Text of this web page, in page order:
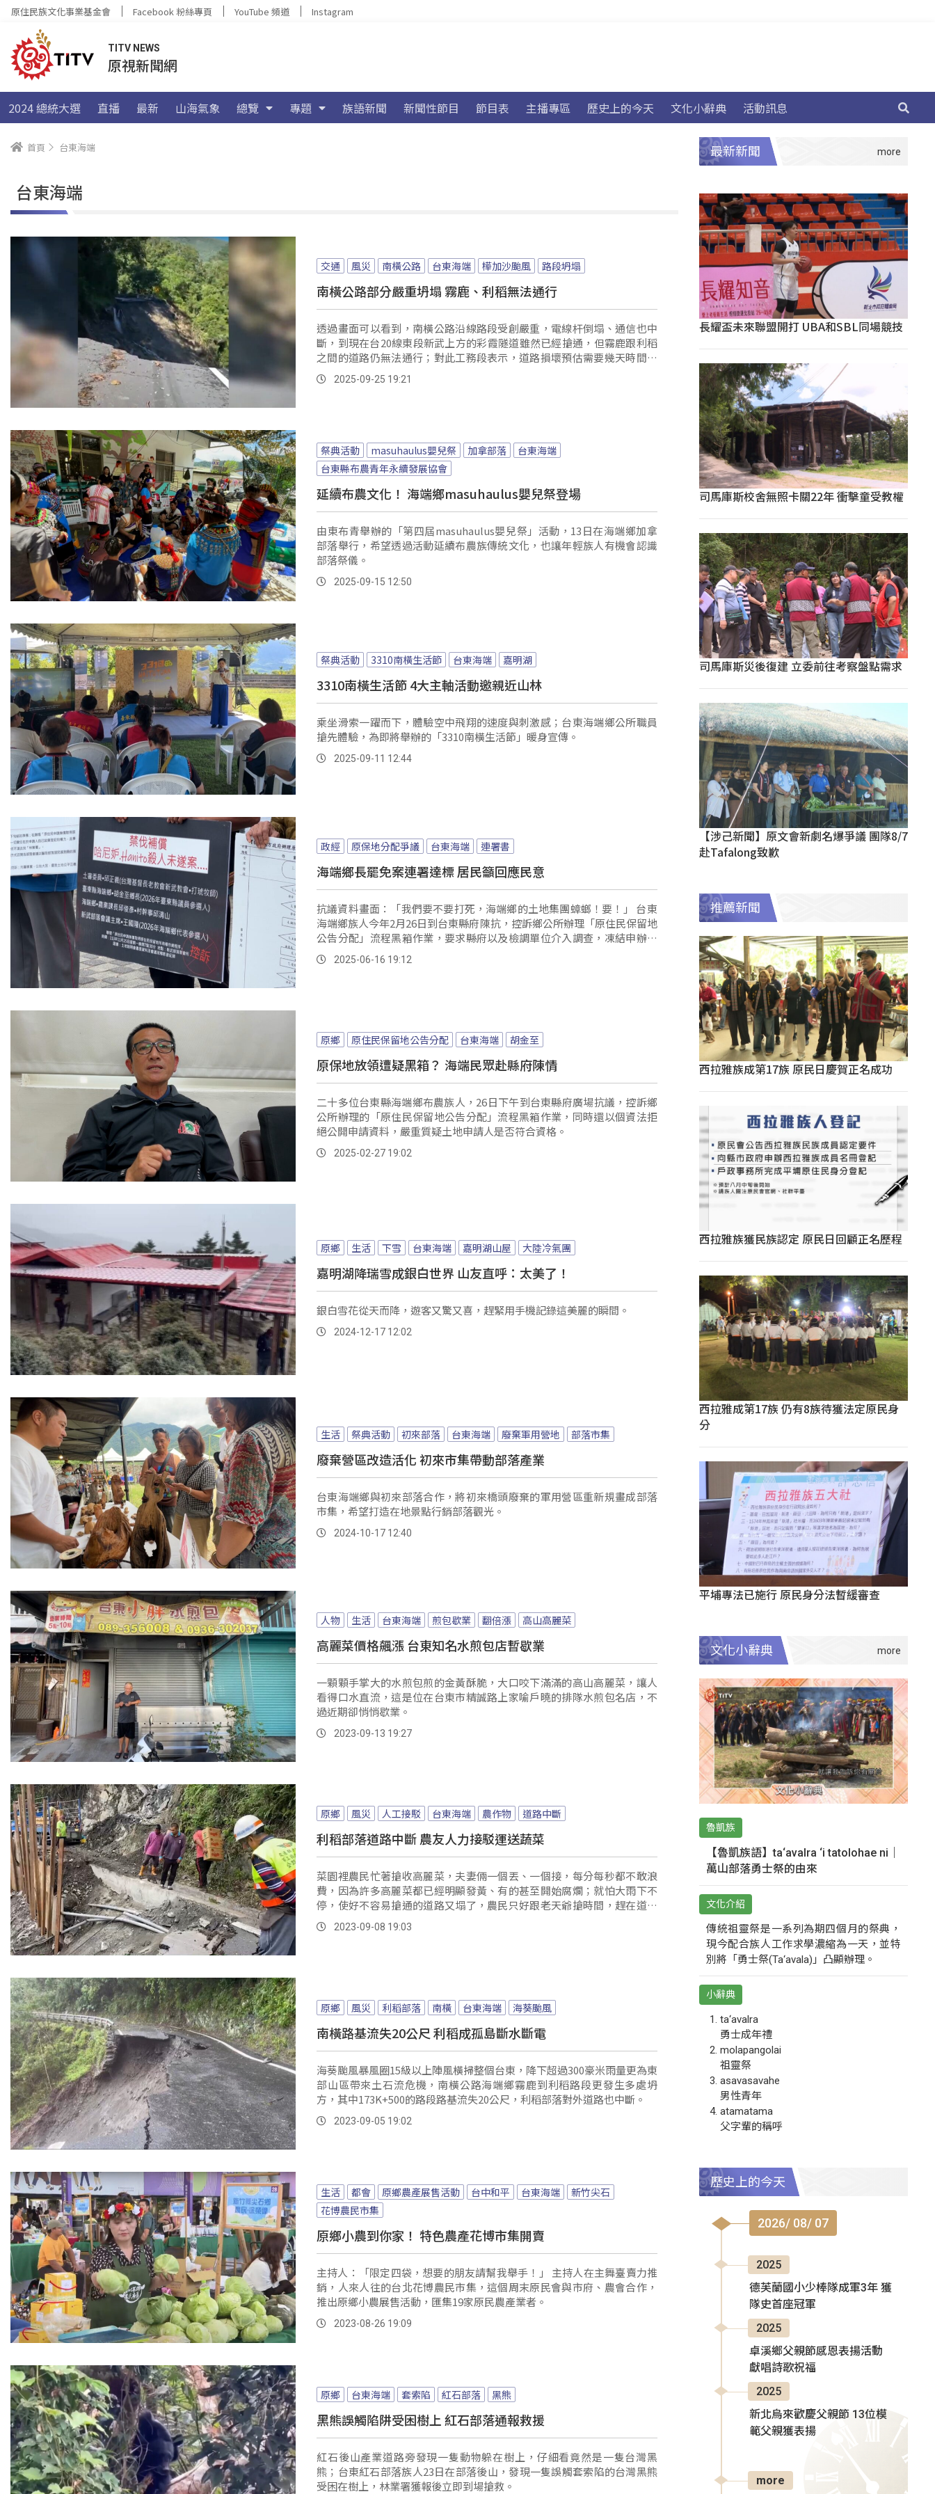
原住民族文化事業基金會 Facebook 粉絲專頁 YouTube 頻道 Instagram
TITV NEWS
原視新聞網
2024 總統大選 直播 最新 山海氣象 總覽 專題 族語新聞 新聞性節目 節目表 主播專區 歷史上的今天 文化小辭典 活動訊息
首頁 台東海端
台東海端
交通 風災 南橫公路 台東海端 樺加沙颱風 路段坍塌
南橫公路部分嚴重坍塌 霧鹿、利稻無法通行
透過畫面可以看到，南橫公路沿線路段受創嚴重，電線杆倒塌、通信也中
斷，到現在台20線東段新武上方的彩霞隧道雖然已經搶通，但霧鹿跟利稻
之間的道路仍無法通行；對此工務段表示，道路損壞預估需要幾天時間，
才能恢...。
2025-09-25 19:21
祭典活動 masuhaulus嬰兒祭 加拿部落
台東海端
台東縣布農青年永續發展協會
延續布農文化！ 海端鄉masuhaulus嬰兒祭登場
由東布青舉辦的「第四屆masuhaulus嬰兒祭」活動，13日在海端鄉加拿
部落舉行，希望透過活動延續布農族傳統文化，也讓年輕族人有機會認識
部落祭儀。
2025-09-15 12:50
祭典活動 3310南橫生活節 台東海端 嘉明湖
3310南橫生活節 4大主軸活動邀親近山林
乘坐滑索一躍而下，體驗空中飛翔的速度與刺激感；台東海端鄉公所職員
搶先體驗，為即將舉辦的「3310南橫生活節」暖身宣傳。
2025-09-11 12:44
政經 原保地分配爭議 台東海端 連署書
海端鄉長罷免案連署達標 居民籲回應民意
抗議資料畫面：「我們要不要打死，海端鄉的土地集團蟑螂！要！」 台東
海端鄉族人今年2月26日到台東縣府陳抗，控訴鄉公所辦理「原住民保留地
公告分配」流程黑箱作業，要求縣府以及檢調單位介入調查，凍結申辦流
程，質疑鄉長以及土地相關業務人員涉嫌瀆職。
2025-06-16 19:12
原鄉 原住民保留地公告分配 台東海端 胡金至
原保地放領遭疑黑箱？ 海端民眾赴縣府陳情
二十多位台東縣海端鄉布農族人，26日下午到台東縣府廣場抗議，控訴鄉
公所辦理的「原住民保留地公告分配」流程黑箱作業，同時還以個資法拒
絕公開申請資料，嚴重質疑土地申請人是否符合資格。
2025-02-27 19:02
原鄉 生活 下雪 台東海端 嘉明湖山屋 大陸冷氣團
嘉明湖降瑞雪成銀白世界 山友直呼：太美了！
銀白雪花從天而降，遊客又驚又喜，趕緊用手機記錄這美麗的瞬間。
2024-12-17 12:02
生活 祭典活動 初來部落 台東海端 廢棄軍用營地 部落市集
廢棄營區改造活化 初來市集帶動部落產業
台東海端鄉與初來部落合作，將初來橋頭廢棄的軍用營區重新規畫成部落
市集，希望打造在地景點行銷部落觀光。
2024-10-17 12:40
人物 生活 台東海端 煎包歇業 翻倍漲 高山高麗菜
高麗菜價格飆漲 台東知名水煎包店暫歇業
一顆顆手掌大的水煎包煎的金黃酥脆，大口咬下滿滿的高山高麗菜，讓人
看得口水直流，這是位在台東市精誠路上家喻戶曉的排隊水煎包名店，不
過近期卻悄悄歇業。
2023-09-13 19:27
原鄉 風災 人工接駁 台東海端 農作物 道路中斷
利稻部落道路中斷 農友人力接駁運送蔬菜
菜園裡農民忙著搶收高麗菜，夫妻倆一個丟、一個接，每分每秒都不敢浪
費，因為許多高麗菜都已經明顯發黃、有的甚至開始腐爛；就怕大雨下不
停，使好不容易搶通的道路又塌了，農民只好跟老天爺搶時間，趕在道路
管制前完成採收運送下山。
2023-09-08 19:03
原鄉 風災 利稻部落 南橫 台東海端 海葵颱風
南橫路基流失20公尺 利稻成孤島斷水斷電
海葵颱風暴風圈15級以上陣風橫掃整個台東，降下超過300豪米雨量更為東
部山區帶來土石流危機，南橫公路海端鄉霧鹿到利稻路段更發生多處坍
方，其中173K+500的路段路基流失20公尺，利稻部落對外道路也中斷。
2023-09-05 19:02
生活 都會 原鄉農產展售活動 台中和平 台東海端
新竹尖石
花博農民市集
原鄉小農到你家！ 特色農產花博市集開賣
主持人：「限定四袋，想要的朋友請幫我舉手！」 主持人在主舞臺賣力推
銷，人來人往的台北花博農民市集，這個周末原民會與市府、農會合作，
推出原鄉小農展售活動，匯集19家原民農產業者。
2023-08-26 19:09
原鄉 台東海端 套索陷 紅石部落 黑熊
黑熊誤觸陷阱受困樹上 紅石部落通報救援
紅石後山產業道路旁發現一隻動物躲在樹上，仔細看竟然是一隻台灣黑
熊；台東紅石部落族人23日在部落後山，發現一隻誤觸套索陷的台灣黑熊
受困在樹上，林業署獲報後立即到場搶救。
最新新聞
長耀盃未來聯盟開打 UBA和SBL同場競技
司馬庫斯校舍無照卡關22年 衝擊童受教權
司馬庫斯災後復建 立委前往考察盤點需求
【涉己新聞】原文會新劇名爆爭議 團隊8/7
赴Tafalong致歉
推薦新聞
西拉雅族成第17族 原民日慶賀正名成功
西拉雅族獲民族認定 原民日回顧正名歷程
西拉雅成第17族 仍有8族待獲法定原民身
分
平埔專法已施行 原民身分法暫緩審查
文化小辭典
魯凱族
【魯凱族語】ta‘avalra ‘i tatolohae ni｜
萬山部落勇士祭的由來
文化介紹
傳統祖靈祭是一系列為期四個月的祭典，
現今配合族人工作求學濃縮為一天，並特
別將「勇士祭(Ta‘avala)」凸顯辦理。
小辭典
ta‘avalra
勇士成年禮
molapangolai
祖靈祭
asavasavahe
男性青年
atamatama
父字輩的稱呼
歷史上的今天
2026/ 08/ 07
2025
德芙蘭國小少棒隊成軍3年 獲
隊史首座冠軍
2025
卓溪鄉父親節感恩表揚活動
獻唱詩歌祝福
2025
新北烏來歡慶父親節 13位模
範父親獲表揚
more